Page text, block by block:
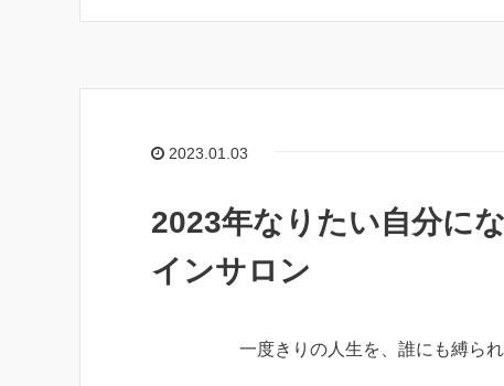
2023.01.03
2023年なりたい自分に
インサロン
一度きりの人生を、誰にも縛ら